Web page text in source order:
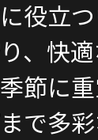
役立
、快
節に
で多